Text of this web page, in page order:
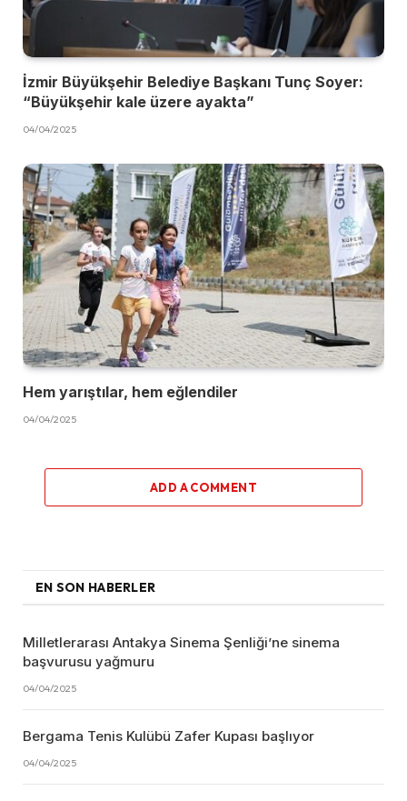
İzmir Büyükşehir Belediye Başkanı Tunç Soyer:
“Büyükşehir kale üzere ayakta”
04/04/2025
Hem yarıştılar, hem eğlendiler
04/04/2025
ADD A COMMENT
EN SON HABERLER
Milletlerarası Antakya Sinema Şenliği’ne sinema
başvurusu yağmuru
04/04/2025
Bergama Tenis Kulübü Zafer Kupası başlıyor
04/04/2025